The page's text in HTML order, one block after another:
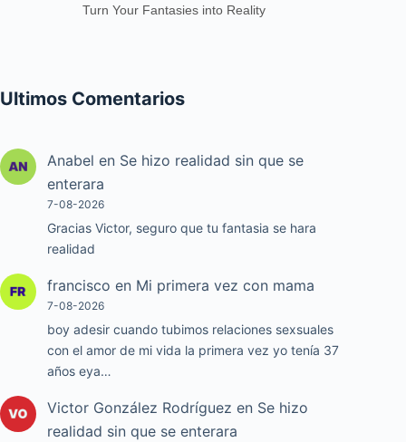
Turn Your Fantasies into Reality
Ultimos Comentarios
Anabel en Se hizo realidad sin que se
enterara
7-08-2026
Gracias Victor, seguro que tu fantasia se hara
realidad
francisco en Mi primera vez con mama
7-08-2026
boy adesir cuando tubimos relaciones sexsuales
con el amor de mi vida la primera vez yo tenía 37
años eya…
Victor González Rodríguez en Se hizo
realidad sin que se enterara